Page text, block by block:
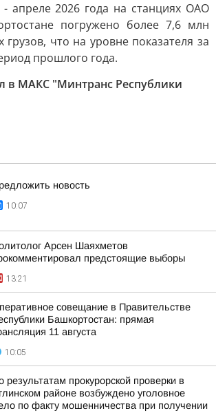
- апреле 2026 года на станциях ОАО
погружено более 7,6 млн
что на уровне показателя за
прошлого года.
в МАКС "Минтранс Республики
новость
10:07
Арсен Шаяхметов
предстоящие выборы
13:21
совещание в Правительстве
Башкортостан: прямая
11 августа
10:05
результатам прокурорской проверки в
районе возбуждено уголовное
по факту мошенничества при получении